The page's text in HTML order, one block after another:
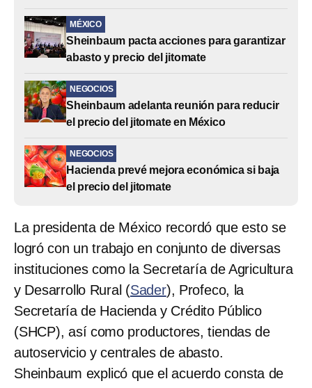
MÉXICO
Sheinbaum pacta acciones para garantizar
abasto y precio del jitomate
NEGOCIOS
Sheinbaum adelanta reunión para reducir
el precio del jitomate en México
NEGOCIOS
Hacienda prevé mejora económica si baja
el precio del jitomate
La presidenta de México recordó que esto se
logró con un trabajo en conjunto de diversas
instituciones como la Secretaría de Agricultura
y Desarrollo Rural (Sader), Profeco, la
Secretaría de Hacienda y Crédito Público
(SHCP), así como productores, tiendas de
autoservicio y centrales de abasto.
Sheinbaum explicó que el acuerdo consta de